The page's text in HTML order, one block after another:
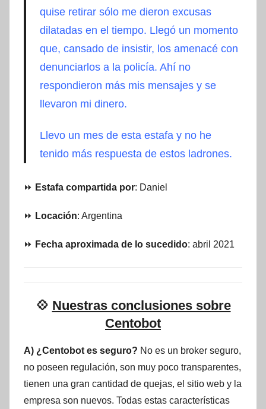
quise retirar sólo me dieron excusas
dilatadas en el tiempo. Llegó un momento
que, cansado de insistir, los amenacé con
denunciarlos a la policía. Ahí no
respondieron más mis mensajes y se
llevaron mi dinero.
Llevo un mes de esta estafa y no he
tenido más respuesta de estos ladrones.
⏩ Estafa compartida por: Daniel
⏩ Locación: Argentina
⏩ Fecha aproximada de lo sucedido: abril 2021
💠 Nuestras conclusiones sobre
Centobot
A) ¿Centobot es seguro? No es un broker seguro,
no poseen regulación, son muy poco transparentes,
tienen una gran cantidad de quejas, el sitio web y la
empresa son nuevos. Todas estas características